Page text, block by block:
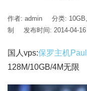
作者: admin 分类: 10GB,
制
发布时间: 2014-04-
国人vps:保罗主机
128M/10GB/4M无限